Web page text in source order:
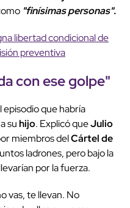
"finísimas personas".
libertad condicional de
preventiva
con esegolpe"
que habría
suhijo. Explicó queJulio
miembros delCártel de
ladrones, pero bajo la
por la fuerza.
vas, te llevan. No